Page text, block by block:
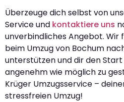
Überzeuge dich selbst von
Service und kontaktiere uns
unverbindliches Angebot. Wir
beim Umzug von Bochum
unterstützen und dir den
angenehm wie möglich zu
Krüger Umzugsservice –
stressfreien Umzug!